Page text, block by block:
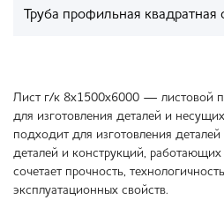
Труба профильная квадратная
Лист г/к 8х1500х6000 — листовой
для изготовления деталей и
подходит для изготовления
деталей и конструкций,
сочетает прочность,
эксплуатационных свойств.